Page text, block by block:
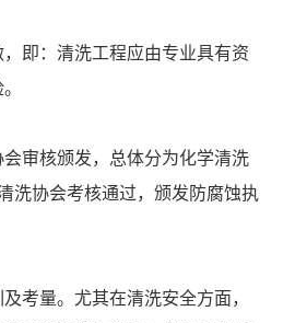
即：清洗工程应由专业具有资
审核颁发，总体分为化学清洗
洗协会考核通过，颁发防腐蚀执
考量。尤其在清洗安全方面，